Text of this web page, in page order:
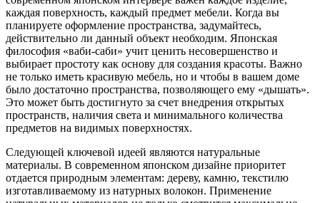
каждая поверхность, каждый предмет мебели. Когда вы
планируете оформление пространства, задумайтесь,
действительно ли данный объект необходим. Японская
философия «ваби-саби» учит ценить несовершенство и
выбирает простоту как основу для создания красоты. Важно
не только иметь красивую мебель, но и чтобы в вашем доме
было достаточно пространства, позволяющего ему «дышать».
Это может быть достигнуто за счет внедрения открытых
пространств, наличия света и минимального количества
предметов на видимых поверхностях.
Следующей ключевой идеей являются натуральные
материалы. В современном японском дизайне приоритет
отдается природным элементам: дереву, камню, текстилю
изготавливаемому из натурных волокон. Применение